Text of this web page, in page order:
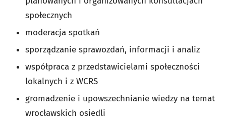
społecznych
moderacja spotkań
sporządzanie sprawozdań, informacji i analiz
współpraca z przedstawicielami społeczności
lokalnych i z WCRS
gromadzenie i upowszechnianie wiedzy na temat
wrocławskich osiedli